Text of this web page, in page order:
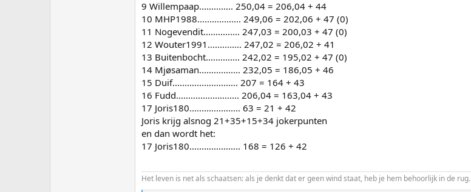
9 Willempaap.............. 250,04 = 206,04 + 44
10 MHP1988.................. 249,06 = 202,06 + 47 (0)
11 Nogevendit............... 247,03 = 200,03 + 47 (0)
12 Wouter1991.............. 247,02 = 206,02 + 41
13 Buitenbocht.............. 242,02 = 195,02 + 47 (0)
14 Mjøsaman................. 232,05 = 186,05 + 46
15 Duif........................... 207 = 164 + 43
16 Fudd.......................... 206,04 = 163,04 + 43
17 Joris180..................... 63 = 21 + 42
Joris krijg alsnog 21+35+15+34 jokerpunten
en dan wordt het:
17 Joris180..................... 168 = 126 + 42
Het leven is net als schaatsen: als je denkt dat er geen wind staat, heb je hem behoorlijk in de rug.